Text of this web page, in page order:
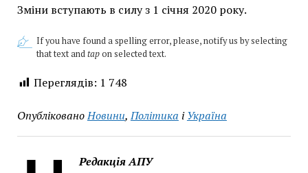
Зміни вступають в силу з 1 січня 2020 року.
If you have found a spelling error, please, notify us by selecting
that text andtapon selected text.
Переглядів: 1 748
ОпублікованоНовини,Політика іУкраїна
Редакція АПУ